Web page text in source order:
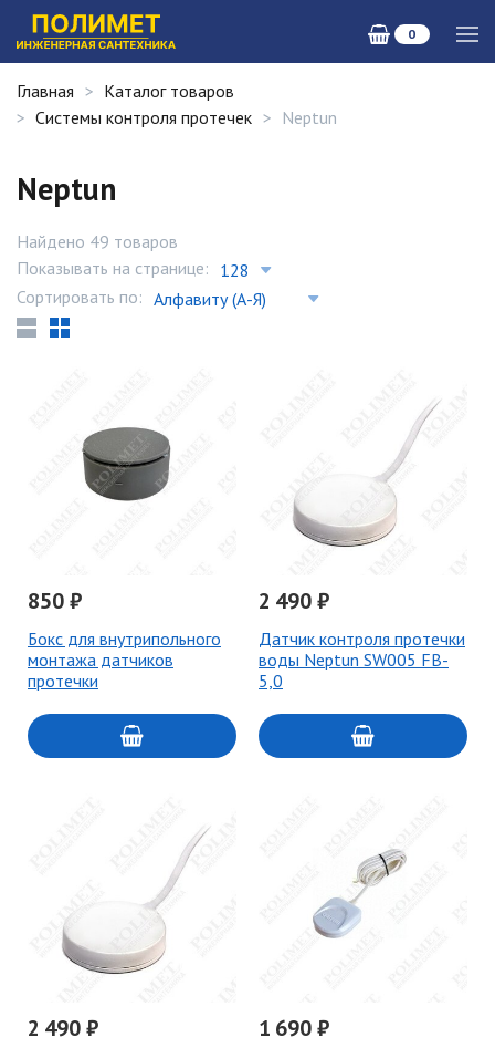
0
Главная
Каталог товаров
Системы контроля протечек
Neptun
Neptun
Найдено 49 товаров
Показывать на странице:
Сортировать по:
850 ₽
Бокс для внутрипольного
монтажа датчиков
протечки
2 490 ₽
Датчик контроля протечки
воды Neptun SW005 FB-
5,0
2 490 ₽ 1 690 ₽